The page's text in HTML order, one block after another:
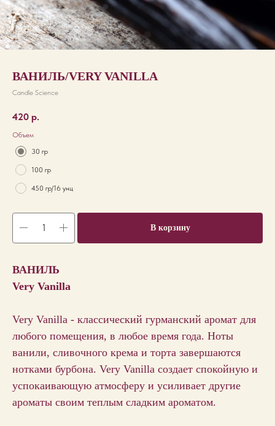
ВАНИЛЬ/VERY VANILLA
Candle Science
420 р.
Объем
30 гр
100 гр
450 гр/16 унц
В корзину
ВАНИЛЬ
Very Vanilla
Very Vanilla - классический гурманский аромат для
любого помещения, в любое время года. Ноты
ванили, сливочного крема и торта завершаются
нотками бурбона. Very Vanilla создает спокойную и
успокаивающую атмосферу и усиливает другие
ароматы своим теплым сладким ароматом.